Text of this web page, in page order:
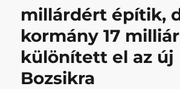
millárdért építik,
kormány 17
különített el az új
Bozsikra